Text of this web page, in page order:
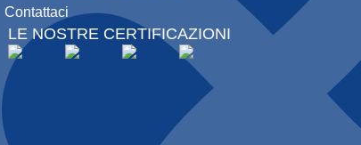
Contattaci
LE NOSTRE CERTIFICAZIONI